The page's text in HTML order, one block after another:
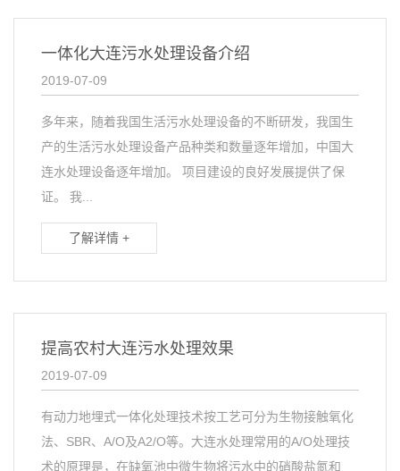
一体化大连污水处理设备介绍
2019-07-09
多年来，随着我国生活污水处理设备的不断研发，我国生
产的生活污水处理设备产品种类和数量逐年增加，中国大
连水处理设备逐年增加。 项目建设的良好发展提供了保
证。 我...
了解详情 +
提高农村大连污水处理效果
2019-07-09
有动力地埋式一体化处理技术按工艺可分为生物接触氧化
法、SBR、A/O及A2/O等。大连水处理常用的A/O处理技
术的原理是，在缺氧池中微生物将污水中的硝酸盐氮和